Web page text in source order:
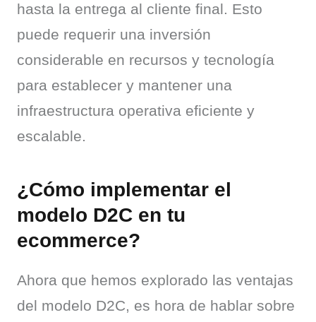
hasta la entrega al cliente final. Esto
puede requerir una inversión
considerable en recursos y tecnología
para establecer y mantener una
infraestructura operativa eficiente y
escalable.
¿Cómo implementar el
modelo D2C en tu
ecommerce?
Ahora que hemos explorado las ventajas
del modelo D2C, es hora de hablar sobre